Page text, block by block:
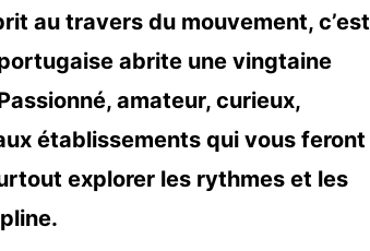
au travers du mouvement, c’est
abrite une vingtaine
amateur, curieux,
établissements qui vous feront
explorer les rythmes et les